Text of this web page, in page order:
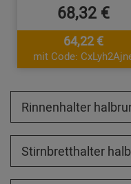
68,32 €
64,22 €
mit Code:
Rinnenhalter
Stirnbretthalter